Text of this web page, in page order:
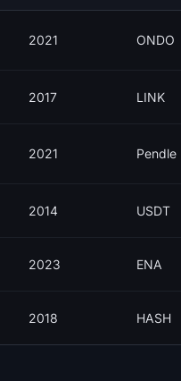
2021 ONDO
2017 LINK
2021 Pendle
2014 USDT
2023 ENA
2018 HASH